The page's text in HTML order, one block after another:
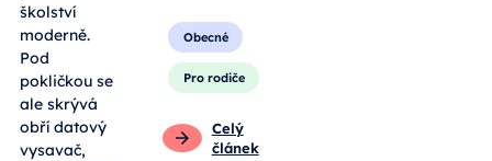
školství
moderně.
Pod
pokličkou se
ale skrývá
obří datový
vysavač,
Obecné
Pro rodiče
Celý
článek